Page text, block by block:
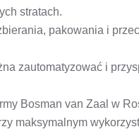
stratach.
pakowania i
zautomatyzować i
Bosman van Zaal w
maksymalnym